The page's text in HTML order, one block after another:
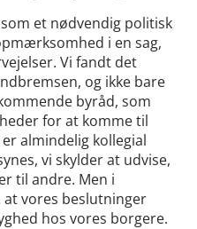
et nødvendig politisk
i en sag,
Vi fandt det
og ikke bare
byråd, som
for at komme til
almindelig kollegial
vi skylder at udvise,
til andre. Men i
vores beslutninger
hos vores borgere.